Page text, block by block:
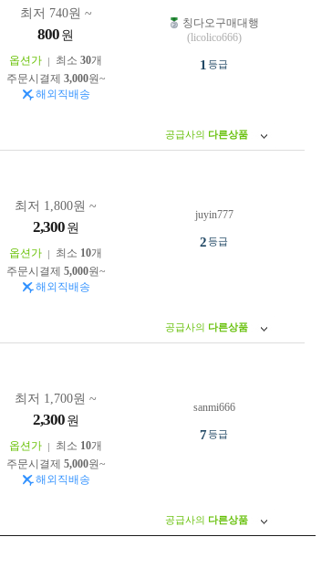
최저 740원 ~
800 원
옵션가 최소 30개
주문시결제 3,000원~
해외직배송
칭다오구매대행
(licolico666)
1 등급
공급사의 다른상품
최저 1,800원 ~
2,300 원
옵션가 최소 10개
주문시결제 5,000원~
해외직배송
juyin777
2등급
공급사의 다른상품
최저 1,700원 ~
2,300 원
옵션가 최소 10개
주문시결제 5,000원~
해외직배송
sanmi666
7등급
공급사의 다른상품